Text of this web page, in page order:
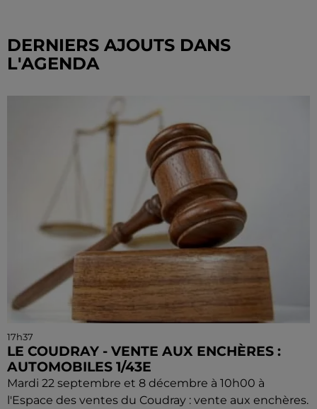
DERNIERS AJOUTS DANS
L'AGENDA
17h37
LE COUDRAY - VENTE AUX ENCHÈRES :
AUTOMOBILES 1/43E
Mardi 22 septembre et 8 décembre à 10h00 à
l'Espace des ventes du Coudray : vente aux enchères.